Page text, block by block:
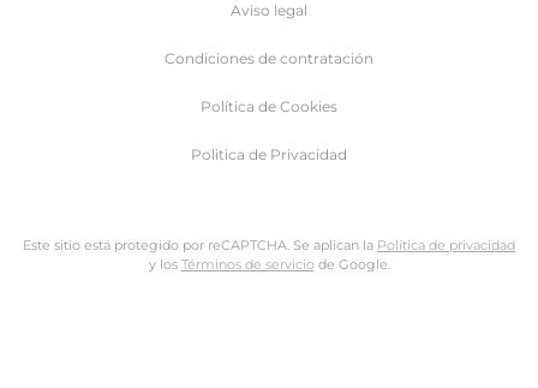
Aviso legal
Condiciones de contratación
Política de Cookies
Politica de Privacidad
Este sitio está protegido por reCAPTCHA. Se aplican la Política de privacidad
y los Términos de serviciode Google.